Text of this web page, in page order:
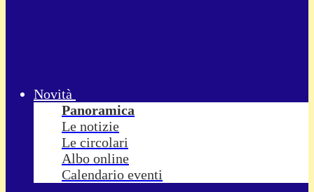
Novità
Panoramica
Le notizie
Le circolari
Albo online
Calendario eventi